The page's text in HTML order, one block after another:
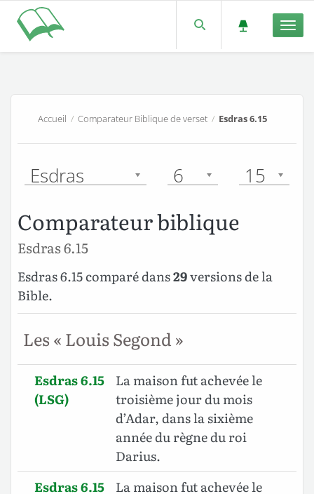
Accueil / Comparateur Biblique de verset/ Esdras 6.15
Esdras 6 15
Comparateur biblique
Esdras 6.15
Esdras 6.15 comparé dans29versions de la
Bible.
Les « Louis Segond »
Esdras 6.15
(LSG)
La maison fut achevée le
troisième jour du mois
d’Adar, dans la sixième
année du règne du roi
Darius.
Esdras 6.15
La maison fut achevée le